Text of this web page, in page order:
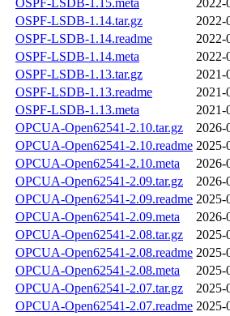
OSPF-LSDB-1.15.meta 2022-
OSPF-LSDB-1.14.tar.gz
2022-
OSPF-LSDB-1.14.readme
2022-
OSPF-LSDB-1.14.meta
2022-
OSPF-LSDB-1.13.tar.gz
2021-
OSPF-LSDB-1.13.readme
2021-
OSPF-LSDB-1.13.meta
2021-
OPCUA-Open62541-2.10.tar.gz
2026-
OPCUA-Open62541-2.10.readme 2025-
OPCUA-Open62541-2.10.meta
2026-
OPCUA-Open62541-2.09.tar.gz
2026-
OPCUA-Open62541-2.09.readme 2025-
OPCUA-Open62541-2.09.meta
2026-
OPCUA-Open62541-2.08.tar.gz
2025-
OPCUA-Open62541-2.08.readme 2025-
OPCUA-Open62541-2.08.meta
2025-
OPCUA-Open62541-2.07.tar.gz
2025-
OPCUA-Open62541-2.07.readme 2025-